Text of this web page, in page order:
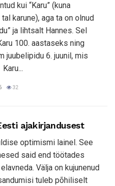
kui “Karu” (kuna
karune), aga ta on olnud
ja lihtsalt Hannes. Sel
100. aastaseks ning
juubelipidu 6. juunil, mis
32
ajakirjandusest
optimismi lainel. See
said end töötades
Välja on kujunenud
tuleb põhiliselt